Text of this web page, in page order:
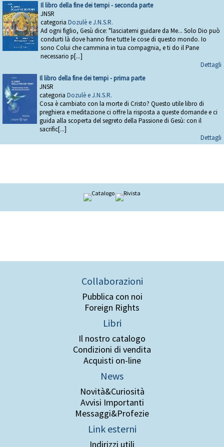
Il libro della fine dei tempi - seconda parte
JNSR
categoria Dozulè e J.N.S.R.
Ad ogni figlio, Gesù dice: "lasciatemi guidare da Me... Solo Dio può
condurti là dove hanno fine tutte le cose di questo mondo. Io
sono Colui che cammina in tua compagnia, e ti do il Pane
necessario p[...]
Dettagli
Il libro della fine dei tempi - prima parte
JNSR
categoria Dozulè e J.N.S.R.
Cosa è cambiato con la morte di Cristo? Questo utile libro di
preghiera e meditazione ci offre la risposta a queste domande e ci
guida alla scoperta del segreto della Passione di Gesù: con il
sacrific[...]
Dettagli
Collaborazioni
Pubblica con noi
Foreign Rights
Libri
Il nostro catalogo
Condizioni di vendita
Acquisti on-line
News
Novità&Curiosità
Avvisi Importanti
Messaggi&Profezie
Link esterni
Indirizzi utili